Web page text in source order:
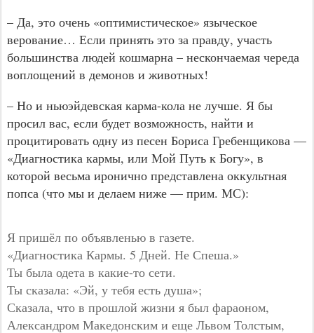
– Да, это очень «оптимистическое» языческое
верование… Если принять это за правду, участь
большинства людей кошмарна – нескончаемая череда
воплощений в демонов и животных!
– Но и ньюэйдевская карма-кола не лучше. Я бы
просил вас, если будет возможность, найти и
процитировать одну из песен Бориса Гребенщикова —
«Диагностика кармы, или Мой Путь к Богу», в
которой весьма иронично представлена оккультная
попса (что мы и делаем ниже — прим. МС):
Я пришёл по объявленью в газете.
«Диагностика Кармы. 5 Дней. Не Спеша.»
Ты была одета в какие-то сети.
Ты сказала: «Эй, у тебя есть душа»;
Сказала, что в прошлой жизни я был фараоном,
Александром Македонским и еще Львом Толстым,